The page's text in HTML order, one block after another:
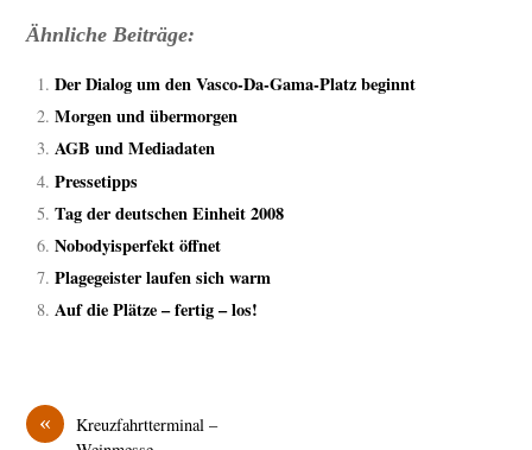
Ähnliche Beiträge:
Der Dialog um den Vasco-Da-Gama-Platz beginnt
Morgen und übermorgen
AGB und Mediadaten
Pressetipps
Tag der deutschen Einheit 2008
Nobodyisperfekt öffnet
Plagegeister laufen sich warm
Auf die Plätze – fertig – los!
«
Kreuzfahrtterminal –